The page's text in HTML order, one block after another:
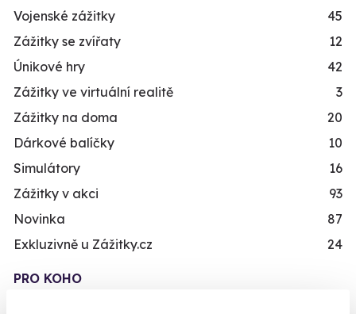
Vojenské zážitky
45
Zážitky se zvířaty
12
Únikové hry
42
Zážitky ve virtuální realitě
3
Zážitky na doma
20
Dárkové balíčky
10
Simulátory
16
Zážitky v akci
93
Novinka
87
Exkluzivně u Zážitky.cz
24
PRO KOHO